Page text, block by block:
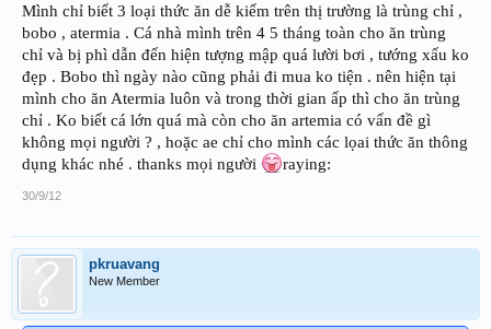
Mình chỉ biết 3 loại thức ăn dễ kiếm trên thị trường là trùng chỉ ,
bobo , atermia . Cá nhà mình trên 4 5 tháng toàn cho ăn trùng
chỉ và bị phì dẫn đến hiện tượng mập quá lười bơi , tướng xấu ko
đẹp . Bobo thì ngày nào cũng phải đi mua ko tiện . nên hiện tại
mình cho ăn Atermia luôn và trong thời gian ấp thì cho ăn trùng
chỉ . Ko biết cá lớn quá mà còn cho ăn artemia có vấn đề gì
không mọi người ? , hoặc ae chỉ cho mình các lọai thức ăn thông
dụng khác nhé . thanks mọi người
raying:
30/9/12
pkruavang
New Member